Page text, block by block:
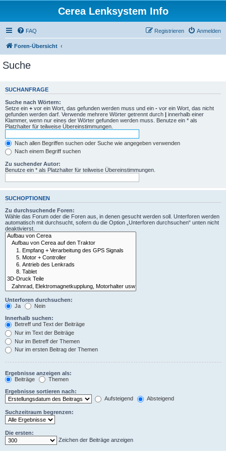
Cerea Lenksystem Info
FAQ Anmelden
Registrieren
Foren-Übersicht
Suche
SUCHANFRAGE
Suche nach Wörtern:
Setze ein + vor ein Wort, das gefunden werden muss und ein - vor ein Wort, das nicht
gefunden werden darf. Verwende mehrere Wörter getrennt durch | innerhalb einer
Klammer, wenn nur eines der Wörter gefunden werden muss. Benutze ein * als
Platzhalter für teilweise Übereinstimmungen.
Nach allen Begriffen suchen oder Suche wie angegeben verwenden
Nach einem Begriff suchen
Zu suchender Autor:
Benutze ein * als Platzhalter für teilweise Übereinstimmungen.
SUCHOPTIONEN
Zu durchsuchende Foren:
Wähle das Forum oder die Foren aus, in denen gesucht werden soll. Unterforen werden
automatisch mit durchsucht, sofern du die Option „Unterforen durchsuchen“ unten nicht
deaktivierst.
Unterforen durchsuchen:
Ja
Nein
Innerhalb suchen:
Betreff und Text der Beiträge
Nur im Text der Beiträge
Nur im Betreff der Themen
Nur im ersten Beitrag der Themen
Ergebnisse anzeigen als:
Beiträge
Themen
Ergebnisse sortieren nach:
Aufsteigend
Absteigend
Suchzeitraum begrenzen:
Die ersten:
Zeichen der Beiträge anzeigen